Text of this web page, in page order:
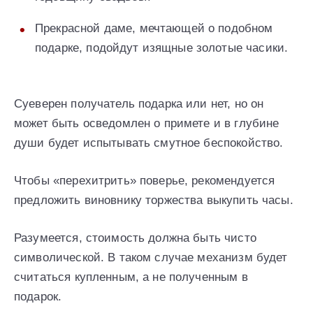
Прекрасной даме, мечтающей о подобном
подарке, подойдут изящные золотые часики.
Суеверен получатель подарка или нет, но он
может быть осведомлен о примете и в глубине
души будет испытывать смутное беспокойство.
Чтобы «перехитрить» поверье, рекомендуется
предложить виновнику торжества выкупить часы.
Разумеется, стоимость должна быть чисто
символической. В таком случае механизм будет
считаться купленным, а не полученным в
подарок.